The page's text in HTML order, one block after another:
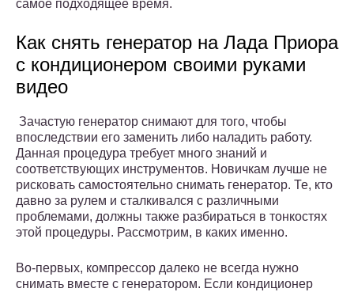
самое подходящее время.
Как снять генератор на Лада Приора
с кондиционером своими руками
видео
Зачастую генератор снимают для того, чтобы
впоследствии его заменить либо наладить работу.
Данная процедура требует много знаний и
соответствующих инструментов. Новичкам лучше не
рисковать самостоятельно снимать генератор. Те, кто
давно за рулем и сталкивался с различными
проблемами, должны также разбираться в тонкостях
этой процедуры. Рассмотрим, в каких именно.
Во-первых, компрессор далеко не всегда нужно
снимать вместе с генератором. Если кондиционер